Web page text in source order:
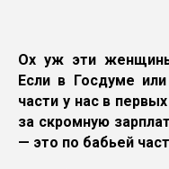
Ох уж эти
Если в Госдуме
части у нас в
за скромную
— это по бабьей